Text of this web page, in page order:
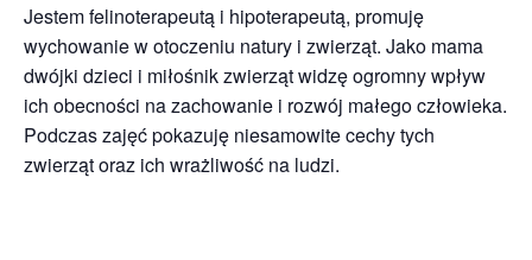
Jestem felinoterapeutą i hipoterapeutą, promuję
wychowanie w otoczeniu natury i zwierząt. Jako mama
dwójki dzieci i miłośnik zwierząt widzę ogromny wpływ
ich obecności na zachowanie i rozwój małego człowieka.
Podczas zajęć pokazuję niesamowite cechy tych
zwierząt oraz ich wrażliwość na ludzi.